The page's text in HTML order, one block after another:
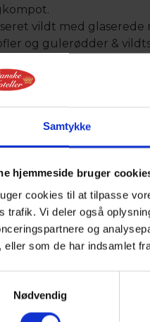
Samtykke
hjemmeside bruger
cookies til at tilpasse
trafik. Vi deler også
og
eller som de har indsamlet
Nødvendig
vildt med glaserede
og gulerødder &
2555eller krybily@
27. september 2026